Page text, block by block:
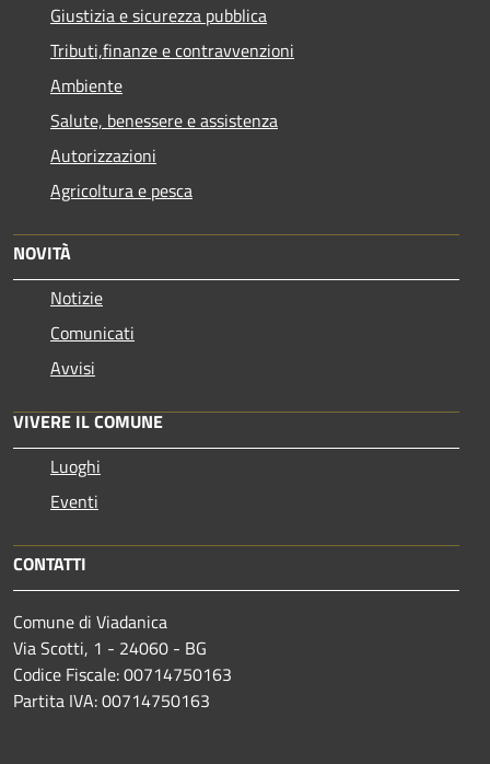
Giustizia e sicurezza pubblica
Tributi,finanze e contravvenzioni
Ambiente
Salute, benessere e assistenza
Autorizzazioni
Agricoltura e pesca
NOVITÀ
Notizie
Comunicati
Avvisi
VIVERE IL COMUNE
Luoghi
Eventi
CONTATTI
Comune di Viadanica
Via Scotti, 1 - 24060 - BG
Codice Fiscale: 00714750163
Partita IVA: 00714750163